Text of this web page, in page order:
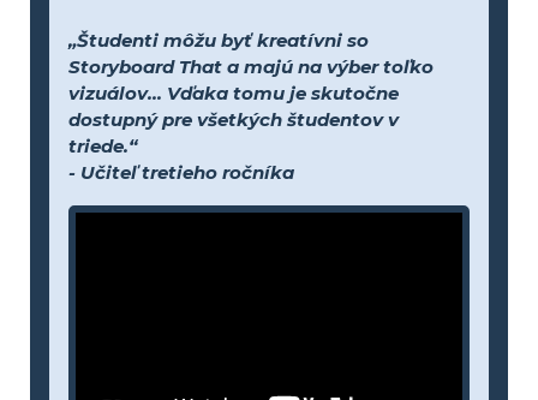
„Študenti môžu byť kreatívni so
Storyboard That a majú na výber toľko
vizuálov... Vďaka tomu je skutočne
dostupný pre všetkých študentov v
triede.“
- Učiteľ tretieho ročníka